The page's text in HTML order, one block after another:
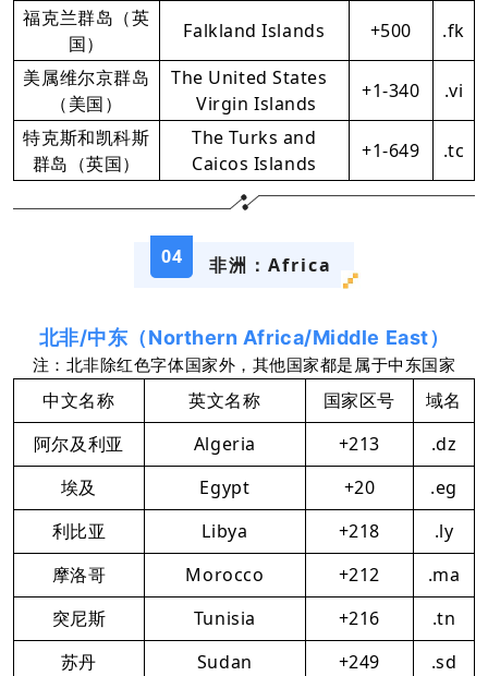
福克兰群岛（英
国）
Falkland Islands +500
.fk
美属维尔京群岛
（美国）
The United States
Virgin Islands
+1-340
.vi
特克斯和凯科斯
群岛（英国）
The Turks and
Caicos Islands
+1-649 .tc
04 非洲：Africa
北非/中东（Northern Africa/Middle East）
注：北非除红色字体国家外，其他国家都是属于中东国家
中文名称 英文名称 国家区号
域名
阿尔及利亚
Algeria +213
.dz
埃及
Egypt +20
.eg
利比亚
Libya +218
.ly
摩洛哥
Morocco +212
.ma
突尼斯
Tunisia +216
.tn
苏丹
Sudan +249
.sd